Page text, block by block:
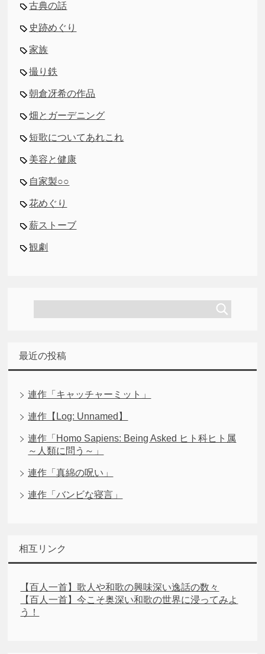
古典の話
史跡めぐり
家族
撮り鉄
朝倉冴希の作品
畑とガーデニング
短歌についてあれこれ
美容と健康
自家製○○
花めぐり
薪ストーブ
観劇
最近の投稿
連作「キャッチャーミット」
連作【Log: Unnamed】
連作「Homo Sapiens: Being Asked ヒト科ヒト属
～人類に問う～」
連作「真綿の呪い」
連作「バンビな寝言」
相互リンク
【百人一首】歌人や和歌の興味深い逸話の数々
【百人一首】今こそ奥深い和歌の世界に浸ってみよ
う！